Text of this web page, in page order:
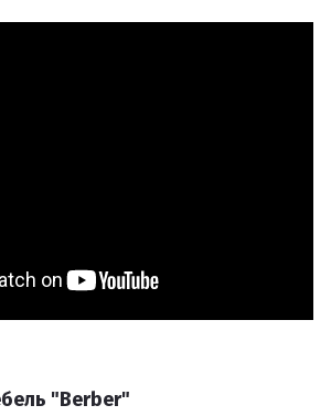
"Berber"